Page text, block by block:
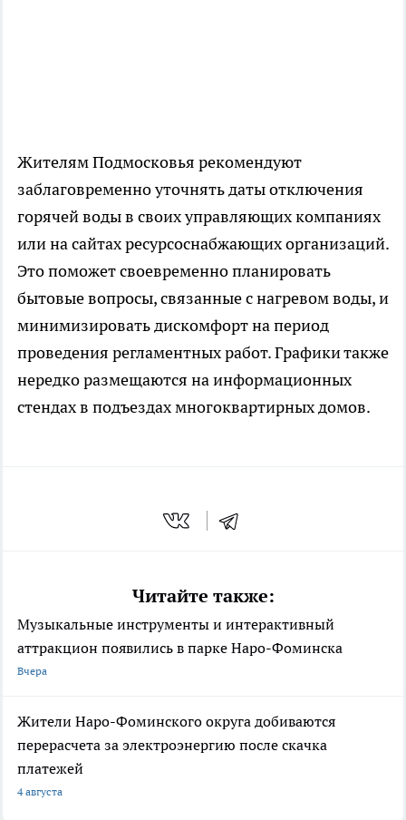
Жителям Подмосковья рекомендуют
заблаговременно уточнять даты отключения
горячей воды в своих управляющих компаниях
или на сайтах ресурсоснабжающих организаций.
Это поможет своевременно планировать
бытовые вопросы, связанные с нагревом воды, и
минимизировать дискомфорт на период
проведения регламентных работ. Графики также
нередко размещаются на информационных
стендах в подъездах многоквартирных домов.
Читайте также:
Музыкальные инструменты и интерактивный
аттракцион появились в парке Наро-Фоминска
Вчера
Жители Наро-Фоминского округа добиваются
перерасчета за электроэнергию после скачка
платежей
4 августа